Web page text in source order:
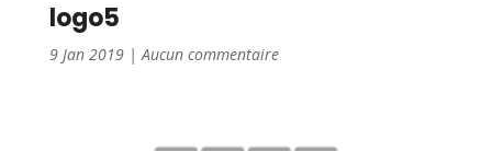
logo5
9 Jan 2019|Aucun commentaire